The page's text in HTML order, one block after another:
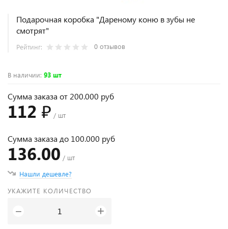
Подарочная коробка "Дареному коню в зубы не
смотрят"
Рейтинг: 0 отзывов
В наличии: 93 шт
Сумма заказа от 200.000 руб
112 ₽ / шт
Сумма заказа до 100.000 руб
136.00 / шт
Нашли дешевле?
УКАЖИТЕ КОЛИЧЕСТВО
− +